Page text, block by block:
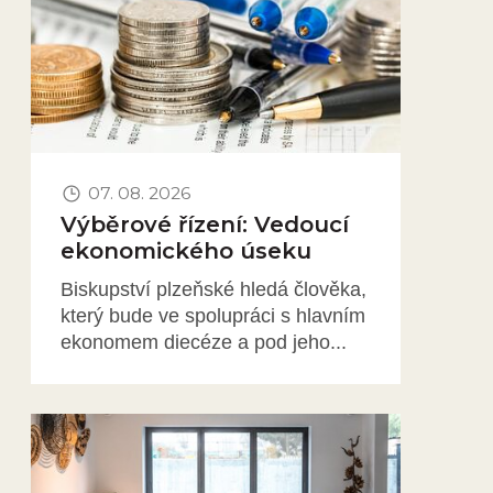
07. 08. 2026
Výběrové řízení: Vedoucí
ekonomického úseku
Biskupství plzeňské hledá člověka,
který bude ve spolupráci s hlavním
ekonomem diecéze a pod jeho...
Obrázek novinky